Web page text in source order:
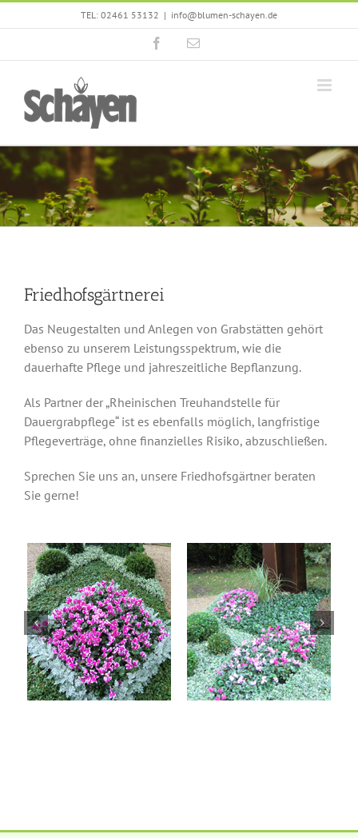
Inhalt
TEL: 02461 53132 | info@blumen-schayen.de
Facebook
E-
Friedhofsgärtnerei
Das Neugestalten und Anlegen von Grabstätten gehört
ebenso zu unserem Leistungsspektrum, wie die
dauerhafte Pflege und jahreszeitliche Bepflanzung.
Als Partner der „Rheinischen Treuhandstelle für
Dauergrabpflege“ ist es ebenfalls möglich, langfristige
Pflegeverträge, ohne finanzielles Risiko, abzuschließen.
Sprechen Sie uns an, unsere Friedhofsgärtner beraten
Sie gerne!